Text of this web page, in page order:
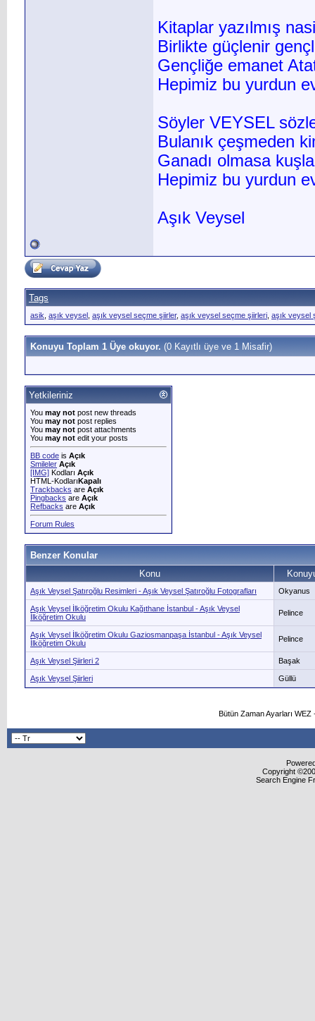
Kitaplar yazılmış
Birlikte güçlenir
Gençliğe emanet
Hepimiz bu yurdun
Söyler VEYSEL
Bulanık çeşmeden
Ganadı olmasa
Hepimiz bu yurdun
Aşık Veysel
Tags
asik aşık veysel aşık veysel seçme şiirler, aşık veysel seçme şiirleri aşık veysel
Konuyu Toplam 1 Üye okuyor. (0 Kayıtlı üye ve 1 Misafir)
Yetkileriniz
You may not post new threads
You may not post replies
You may not post attachments
You may not edit your posts
BB code is Açık
Smileler Açık
[IMG] Kodları Açık
HTML-KodlarıKapalı
Trackbacks are Açık
Pingbacks are Açık
Refbacks are Açık
Forum Rules
Benzer Konular
Konu
Aşık Veysel Şatıroğlu Resimleri - Aşık Veysel Şatıroğlu Fotografları Okyanus
Aşık Veysel İlköğretim Okulu Kağıthane İstanbul - Aşık Veysel
İlköğretim Okulu
Pelince
Aşık Veysel İlköğretim Okulu Gaziosmanpaşa İstanbul - Aşık Veysel
İlköğretim Okulu
Pelince
Aşık Veysel Şiirleri 2 Başak
Aşık Veysel Şiirleri Güllü
Bütün Zaman Ayarları
Copyright
Search Engine